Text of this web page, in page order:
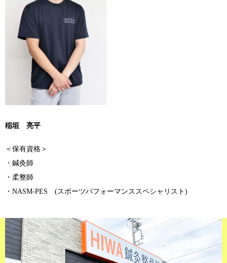
稲垣 亮平
＜保有資格＞
・鍼灸師
・柔整師
・NASM-PES (スポーツパフォーマンススペシャリスト)